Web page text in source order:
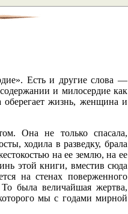
Есть и другие слова —
и милосердие как
жизнь, женщина и
Она не только спасала,
ходила в разведку, брала
на ее землю, на ее
этой книги, вместив сюда
на стенах поверженного
была величайшая жертва,
мы с годами мирной